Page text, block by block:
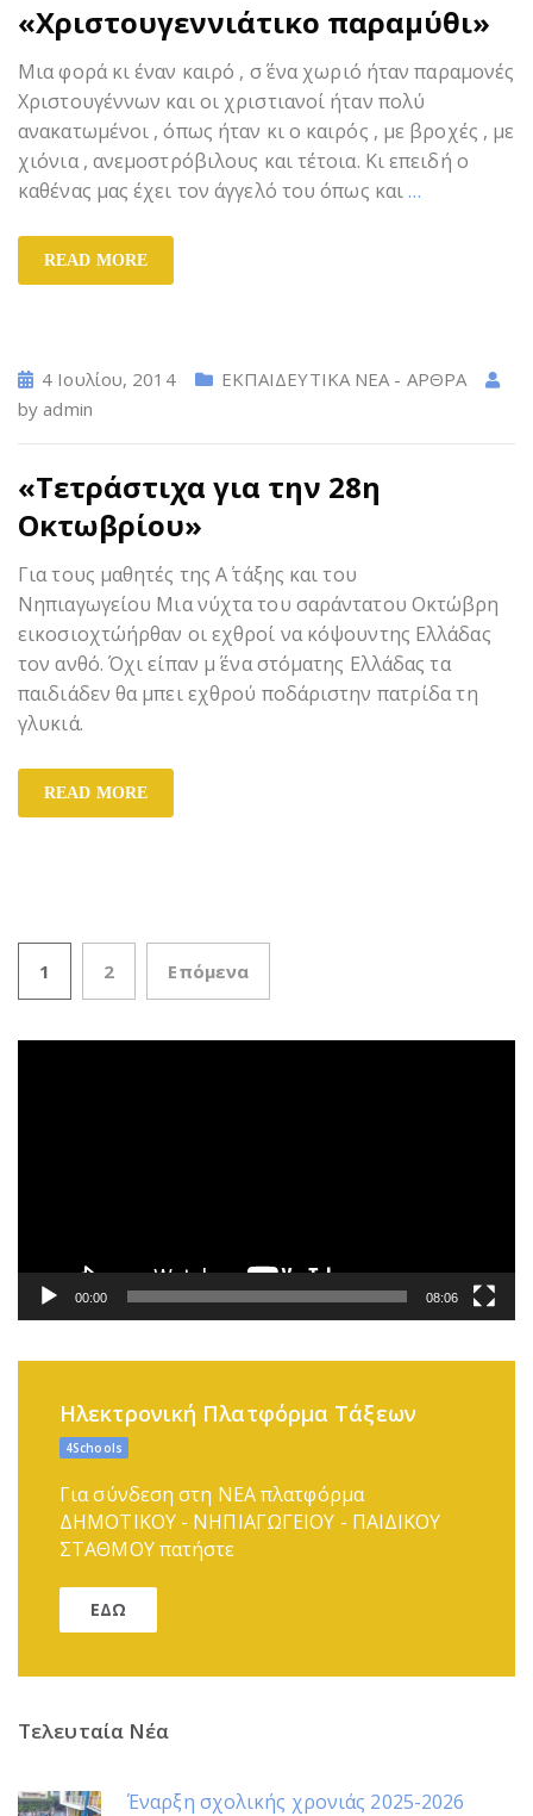
«Χριστουγεννιάτικο παραμύθι»
Μια φορά κι έναν καιρό , σ΄ ένα χωριό ήταν παραμονές
Χριστουγέννων και οι χριστιανοί ήταν πολύ
ανακατωμένοι , όπως ήταν κι ο καιρός , με βροχές , με
χιόνια , ανεμοστρόβιλους και τέτοια. Κι επειδή ο
καθένας μας έχει τον άγγελό του όπως και…
READ MORE
4 Ιουλίου, 2014
ΕΚΠΑΙΔΕΥΤΙΚΑ ΝΕΑ - ΑΡΘΡΑ
by admin
«Τετράστιχα για την 28η
Οκτωβρίου»
Για τους μαθητές της Α΄ τάξης και του
Νηπιαγωγείου Μια νύχτα του σαράντατου Οκτώβρη
εικοσιοχτώήρθαν οι εχθροί να κόψουντης Ελλάδας
τον ανθό. Όχι είπαν μ΄ ένα στόματης Ελλάδας τα
παιδιάδεν θα μπει εχθρού ποδάριστην πατρίδα τη
γλυκιά.
READ MORE
Πλοήγηση άρθρων
1 2 Επόμενα
00:00 08:06
Ηλεκτρονική Πλατφόρμα Τάξεων
4Schools
Για σύνδεση στη ΝΕΑ πλατφόρμα
ΔΗΜΟΤΙΚΟΥ - ΝΗΠΙΑΓΩΓΕΙΟΥ - ΠΑΙΔΙΚΟΥ
ΣΤΑΘΜΟΥ πατήστε
ΕΔΩ
Τελευταία Νέα
Έναρξη σχολικής χρονιάς 2025-2026